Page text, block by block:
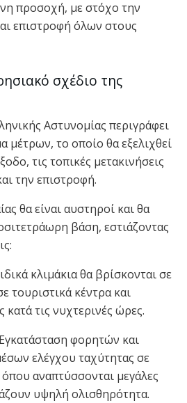
προσοχή, με στόχο την
επιστροφή όλων στους
σχέδιο της
Αστυνομίας περιγράφει
μέτρων, το οποίο θα εξελιχθεί
τις τοπικές μετακινήσεις
την επιστροφή.
θα είναι αυστηροί και θα
βάση, εστιάζοντας
κλιμάκια θα βρίσκονται σε
τουριστικά κέντρα και
τις νυχτερινές ώρες.
φορητών και
ελέγχου ταχύτητας σε
αναπτύσσονται μεγάλες
υψηλή ολισθηρότητα.